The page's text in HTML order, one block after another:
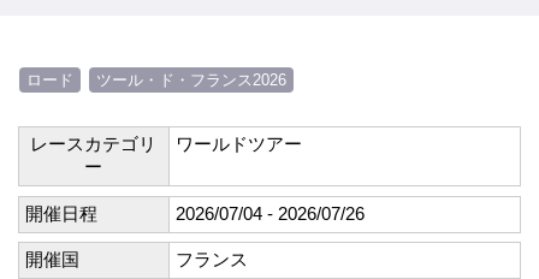
ロード ツール・ド・フランス2026
レースカテゴリ
ー
ワールドツアー
開催日程 2026/07/04 - 2026/07/26
開催国 フランス